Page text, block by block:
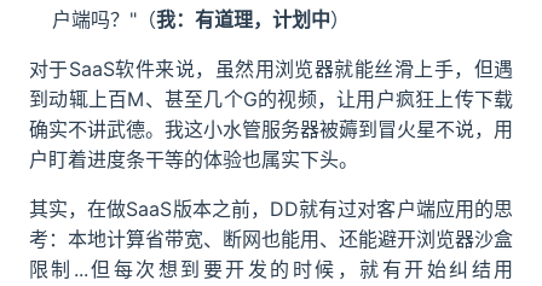
户端吗？"（我：有道理，计划中）
对于SaaS软件来说，虽然用浏览器就能丝滑上手，但遇
到动辄上百M、甚至几个G的视频，让用户疯狂上传下载
确实不讲武德。我这小水管服务器被薅到冒火星不说，用
户盯着进度条干等的体验也属实下头。
其实，在做SaaS版本之前，DD就有过对客户端应用的思
考：本地计算省带宽、断网也能用、还能避开浏览器沙盒
限制...但每次想到要开发的时候，就有开始纠结用